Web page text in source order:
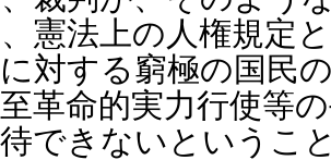
憲法上の人権規定
対する窮極の国民
革命的実力行使等
できないというこ